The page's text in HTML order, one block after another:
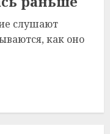
слушают
как оно